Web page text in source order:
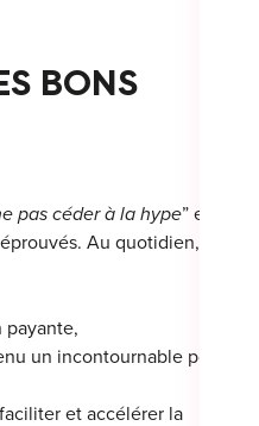
BONS
pas céder à la hype” et
Au quotidien, il
payante,
un incontournable pour
et accélérer la